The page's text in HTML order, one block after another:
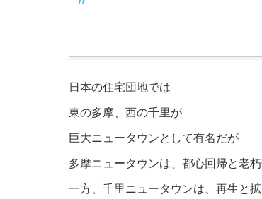
日本の住宅団地では
東の多摩、西の千里が
巨大ニュータウンとして有名だが
多摩ニュータウンは、都心回帰と老
一方、千里ニュータウンは、再生と